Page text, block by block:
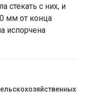
стекать с них, и
мм от конца
испорчена